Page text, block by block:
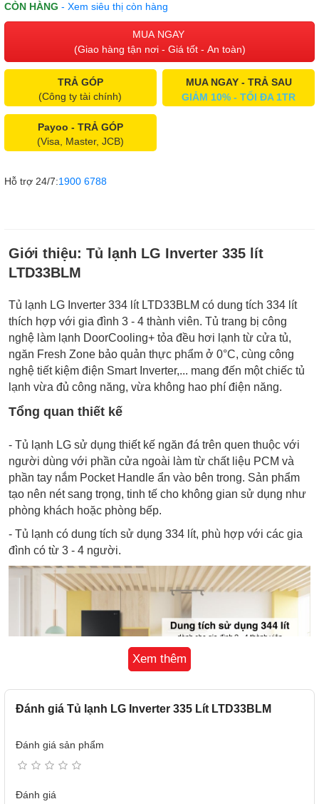
CÒN HÀNG - Xem siêu thị còn hàng
MUA NGAY
(Giao hàng tận nơi - Giá tốt - An toàn)
TRẢ GÓP
(Công ty tài chính)
MUA NGAY - TRẢ SAU
GIẢM 10% - TỐI ĐA 1TR
Payoo - TRẢ GÓP
(Visa, Master, JCB)
Hỗ trợ 24/7:1900 6788
Giới thiệu: Tủ lạnh LG Inverter 335 lít
LTD33BLM
Tủ lạnh LG Inverter 334 lít LTD33BLM có dung tích 334 lít
thích hợp với gia đình 3 - 4 thành viên. Tủ trang bị công
nghệ làm lạnh DoorCooling+ tỏa đều hơi lạnh từ cửa tủ,
ngăn Fresh Zone bảo quản thực phẩm ở 0°C, cùng công
nghệ tiết kiệm điện Smart Inverter,... mang đến một chiếc tủ
lạnh vừa đủ công năng, vừa không hao phí điện năng.
Tổng quan thiết kế
- Tủ lạnh LG sử dụng thiết kế ngăn đá trên quen thuộc với
người dùng với phần cửa ngoài làm từ chất liệu PCM và
phần tay nắm Pocket Handle ẩn vào bên trong. Sản phẩm
tạo nên nét sang trọng, tinh tế cho không gian sử dụng như
phòng khách hoặc phòng bếp.
- Tủ lạnh có dung tích sử dụng 334 lít, phù hợp với các gia
đình có từ 3 - 4 người.
Ngăn đá
- Ngăn đá có dung tích 80 lít thích hợp với gia đình hay trữ
Xem thêm
Đánh giá Tủ lạnh LG Inverter 335 Lít LTD33BLM
Đánh giá sản phẩm
Đánh giá